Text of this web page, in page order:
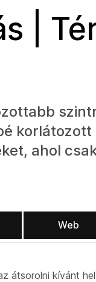
|
ahol
Web
átsorolni kívánt